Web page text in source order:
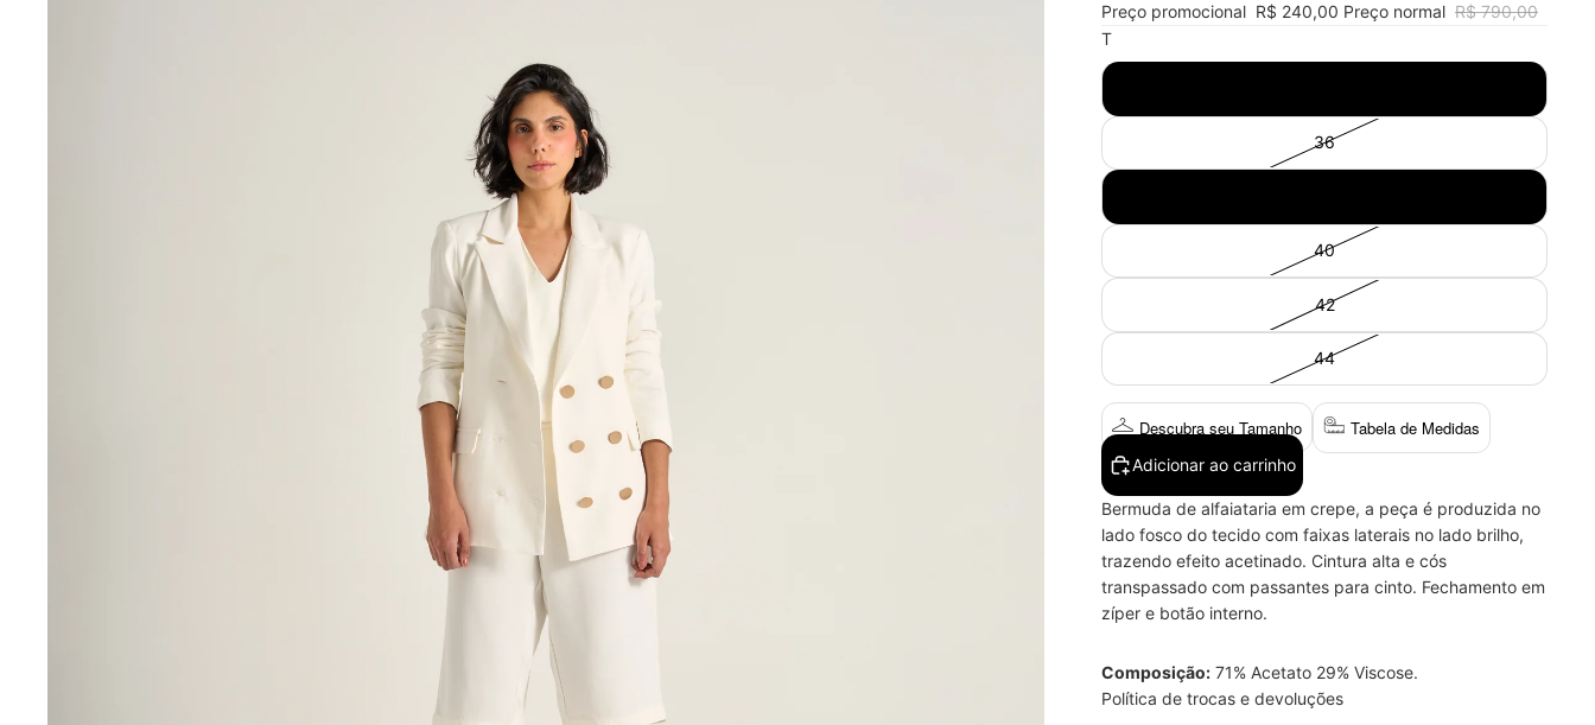
Preço promocional R$ 240,00 Preço normal R$ 790,00
T
36
40
42
44
Descubra seu Tamanho Tabela de Medidas
Adicionar ao carrinho
Bermuda de alfaiataria em crepe, a peça é produzida no
lado fosco do tecido com faixas laterais no lado brilho,
trazendo efeito acetinado. Cintura alta e cós
transpassado com passantes para cinto. Fechamento em
zíper e botão interno.
Composição: 71% Acetato 29% Viscose.
Política de trocas e devoluções